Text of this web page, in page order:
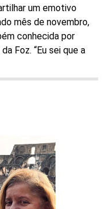
um emotivo
mês de novembro,
conhecida por
Foz. “Eu sei que a